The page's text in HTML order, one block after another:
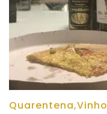
Quarentena,Vinho